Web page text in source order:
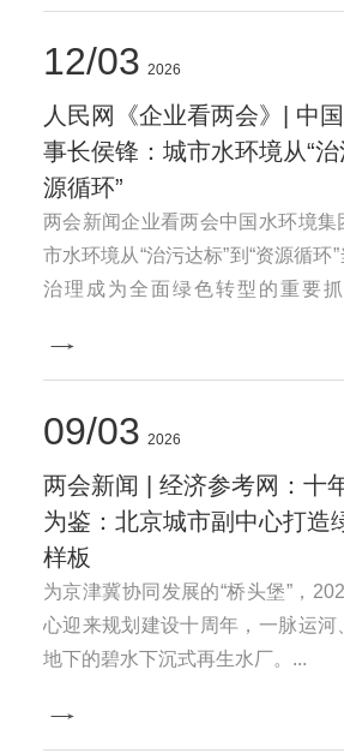
12 03 2026
人民网《企业看两会》| 中
事长侯锋：城市水环境从“治
源循环”
两会新闻企业看两会中国水环境集
市水环境从“治污达标”到“资源循环
治理成为全面绿色转型的重要
09 03 2026
两会新闻 | 经济参考网：十
为鉴：北京城市副中心打造
样板
为京津冀协同发展的“桥头堡”，
心迎来规划建设十周年，一脉运河
地下的碧水下沉式再生水厂。...